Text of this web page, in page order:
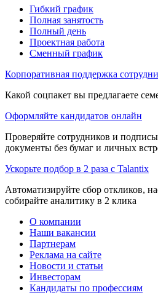
Гибкий график
Полная занятость
Полный день
Проектная работа
Сменный график
Корпоративная поддержка
Какой соцпакет вы предлагаете
Оформляйте кандидатов онлайн
Проверяйте сотрудников и
документы без бумаг и личных
Ускорьте подбор в 2 раза с Talantix
Автоматизируйте сбор откликов,
собирайте аналитику в 2 клика
О компании
Наши вакансии
Партнерам
Реклама на сайте
Новости и статьи
Инвесторам
Кандидаты по профессиям